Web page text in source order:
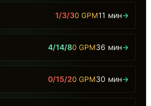
1/3/30 GPM11 мин→
4/14/80 GPM36 мин→
0/15/20 GPM30 мин→